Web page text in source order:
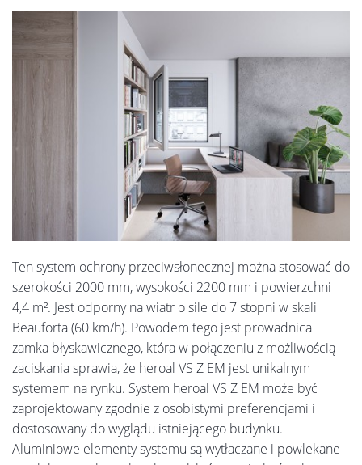
Ten system ochrony przeciwsłonecznej można stosować do
szerokości 2000 mm, wysokości 2200 mm i powierzchni
4,4 m². Jest odporny na wiatr o sile do 7 stopni w skali
Beauforta (60 km/h). Powodem tego jest prowadnica
zamka błyskawicznego, która w połączeniu z możliwością
zaciskania sprawia, że heroal VS Z EM jest unikalnym
systemem na rynku. System heroal VS Z EM może być
zaprojektowany zgodnie z osobistymi preferencjami i
dostosowany do wyglądu istniejącego budynku.
Aluminiowe elementy systemu są wytłaczane i powlekane